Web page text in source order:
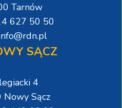
Tarnów
627 50 50
SĄCZ
4
Sącz